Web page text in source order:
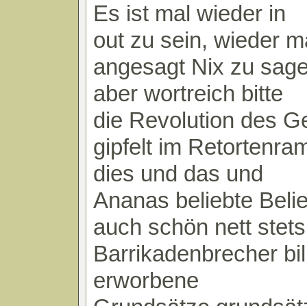
Es ist mal wieder in
out zu sein, wieder
angesagt Nix zu
aber wortreich bitte
die Revolution des
gipfelt im
dies und das und
Ananas beliebte
auch schön nett
Barrikadenbrecher
erworbene